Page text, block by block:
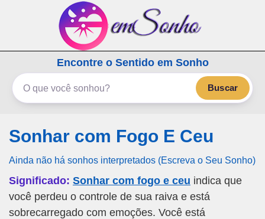
emSonho.com
Os sonhos significam mais
Encontre o Sentido em Sonho
Buscar
Sonhar com Fogo E Ceu
Ainda não há sonhos interpretados (Escreva o Seu Sonho)
Significado: Sonhar com fogo e ceu indica que
você perdeu o controle de sua raiva e está
sobrecarregado com emoções. Você está